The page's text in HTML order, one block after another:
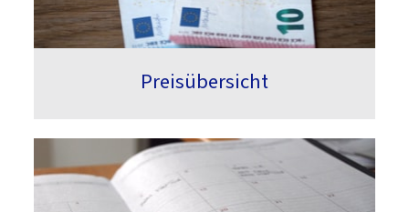
Preisübersicht